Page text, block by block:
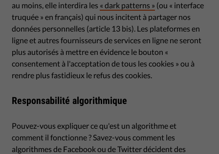
au moins, elle interdira les « dark patterns » (ou « interface
truquée » en français) qui nous incitent à partager nos
données personnelles (article 13 bis). Les plateformes en
ligne et autres fournisseurs de services en ligne ne seront
plus autorisés à mettre en évidence le bouton «
consentement à l'acceptation de tous les cookies » ou à
rendre plus fastidieux le refus des cookies.
Responsabilité algorithmique
Pouvez-vous expliquer ce qu'est un algorithme et
comment il fonctionne ? Savez-vous comment les
algorithmes de Facebook ou de Twitter décident des